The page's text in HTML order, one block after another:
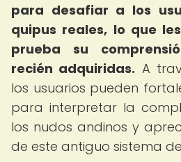
para desafiar a los
quipus reales, lo que
prueba su
recién adquiridas. A
los usuarios pueden
para interpretar la
los nudos andinos y
de este antiguo sistema